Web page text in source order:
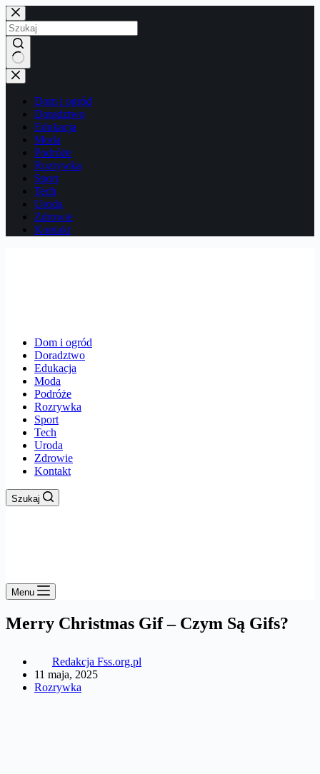
Przejdź
do
treści
Brak
wyników
Dom i ogród
Doradztwo
Edukacja
Moda
Podróże
Rozrywka
Sport
Tech
Uroda
Zdrowie
Kontakt
Dom i ogród
Doradztwo
Edukacja
Moda
Podróże
Rozrywka
Sport
Tech
Uroda
Zdrowie
Kontakt
Szukaj
Menu
Merry Christmas Gif – Czym Są Gifs?
Redakcja Fss.org.pl
11 maja, 2025
Rozrywka